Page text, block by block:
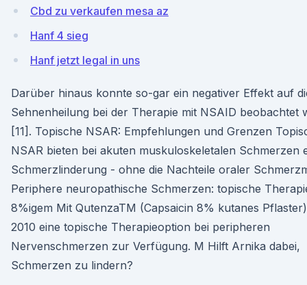
Cbd zu verkaufen mesa az
Hanf 4 sieg
Hanf jetzt legal in uns
Darüber hinaus konnte so-gar ein negativer Effekt auf
Sehnenheilung bei der Therapie mit NSAID beobachtet
[11]. Topische NSAR: Empfehlungen und Grenzen
NSAR bieten bei akuten muskuloskeletalen Schmerzen
Schmerzlinderung - ohne die Nachteile oraler
Periphere neuropathische Schmerzen: topische
8%igem Mit QutenzaTM (Capsaicin 8% kutanes
2010 eine topische Therapieoption bei peripheren
Nervenschmerzen zur Verfügung. M Hilft Arnika dabei,
Schmerzen zu lindern?